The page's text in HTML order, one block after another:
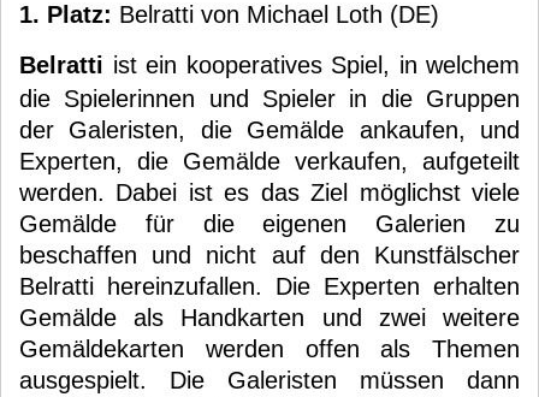
1. Platz: Belratti von Michael Loth (DE)
Belratti ist ein kooperatives Spiel, in welchem
die Spielerinnen und Spieler in die Gruppen
der Galeristen, die Gemälde ankaufen, und
Experten, die Gemälde verkaufen, aufgeteilt
werden. Dabei ist es das Ziel möglichst viele
Gemälde für die eigenen Galerien zu
beschaffen und nicht auf den Kunstfälscher
Belratti hereinzufallen. Die Experten erhalten
Gemälde als Handkarten und zwei weitere
Gemäldekarten werden offen als Themen
ausgespielt. Die Galeristen müssen dann